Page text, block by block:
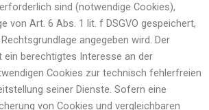
sind (notwendige Cookies),
von Art. 6 Abs. 1 lit. f DSGVO gespeichert,
angegeben wird. Der
ein berechtigtes Interesse an der
Cookies zur technisch fehlerfreien
seiner Dienste. Sofern eine
von Cookies und vergleichbaren